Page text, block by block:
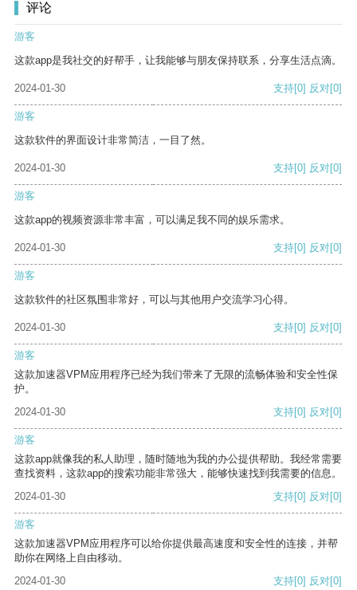
评论
游客
这款app是我社交的好帮手，让我能够与朋友保持联系，分享生活点滴。
2024-01-30 支持[0] 反对[0]
游客
这款软件的界面设计非常简洁，一目了然。
2024-01-30 支持[0] 反对[0]
游客
这款app的视频资源非常丰富，可以满足我不同的娱乐需求。
2024-01-30 支持[0] 反对[0]
游客
这款软件的社区氛围非常好，可以与其他用户交流学习心得。
2024-01-30 支持[0] 反对[0]
游客
这款加速器VPM应用程序已经为我们带来了无限的流畅体验和安全性保
护。
2024-01-30
支持[0] 反对[0]
游客
这款app就像我的私人助理，随时随地为我的办公提供帮助。我经常需要
查找资料，这款app的搜索功能非常强大，能够快速找到我需要的信息。
2024-01-30
支持[0] 反对[0]
游客
这款加速器VPM应用程序可以给你提供最高速度和安全性的连接，并帮
助你在网络上自由移动。
2024-01-30
支持[0] 反对[0]